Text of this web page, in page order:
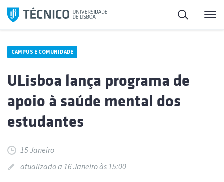
Saltar
para
Pesquisa
CAMPUS E COMUNIDADE
ULisboa lança programa de
apoio à saúde mental dos
estudantes
15 Janeiro
atualizado a 16 Janeiro às 15:00